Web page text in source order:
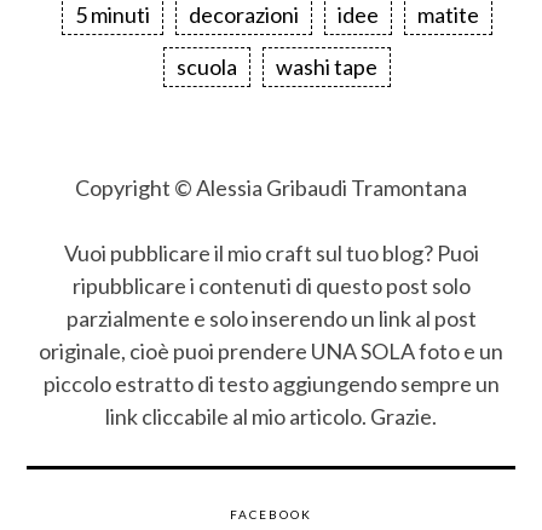
5 minuti decorazioni idee
matite
scuola
washi tape
Copyright © Alessia Gribaudi Tramontana
Vuoi pubblicare il mio craft sul tuo blog? Puoi
ripubblicare i contenuti di questo post solo
parzialmente e solo inserendo un link al post
originale, cioè puoi prendere UNA SOLA foto e un
piccolo estratto di testo aggiungendo sempre un
link cliccabile al mio articolo. Grazie.
FACEBOOK